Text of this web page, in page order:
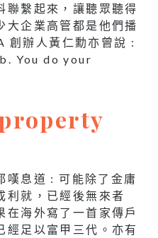
聯繫起來，讓聽眾聽得
大企業高管都是他們播
創辦人黃仁勳亦曾說 :
You do your
嘆息道 : 可能除了金庸
利就，已經後無來者
在海外寫了一首家傳戶
經足以富甲三代。亦有